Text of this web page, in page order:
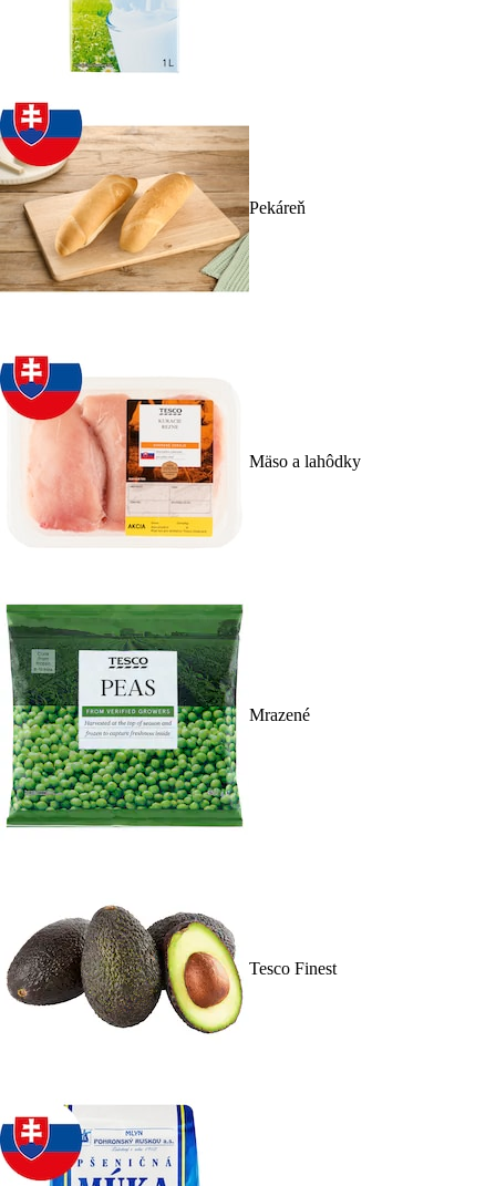
Pekáreň
Mäso a lahôdky
Mrazené
Tesco Finest